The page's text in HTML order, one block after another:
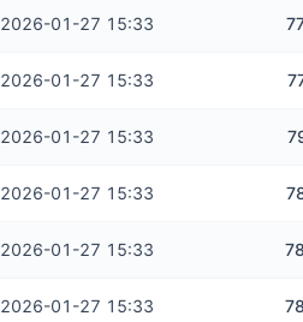
2026-01-27 15:33
2026-01-27 15:33
2026-01-27 15:33
2026-01-27 15:33
2026-01-27 15:33
2026-01-27 15:33